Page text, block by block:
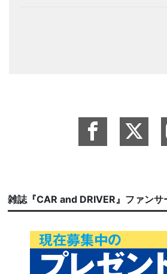
雑誌『CAR and DRIVER』ファンサ